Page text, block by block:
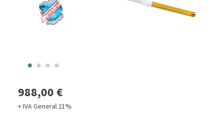
988,00 €
+ IVA General 21%